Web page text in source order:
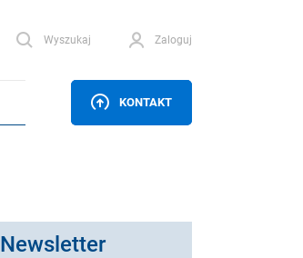
Wyszukaj Zaloguj
KONTAKT
Newsletter